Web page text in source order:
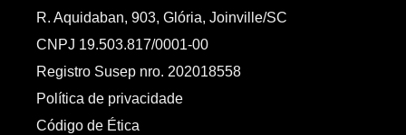
R. Aquidaban, 903, Glória, Joinville/SC
CNPJ 19.503.817/0001-00
Registro Susep nro. 202018558
Política de privacidade
Código de Ética